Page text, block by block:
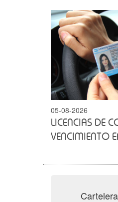
05-08-2026
LICENCIAS DE
VENCIMIENTO